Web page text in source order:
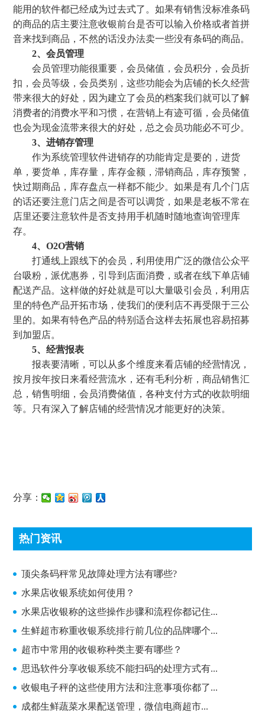
能用的软件都已经成为过去式了。如果有销售没标准条码
的商品的店主要注意收银前台是否可以输入价格或者首拼
音来找到商品，不然的话没办法卖一些没有条码的商品。
2、会员管理
会员管理功能很重要，会员储值，会员积分，会员折
扣，会员等级，会员类别，这些功能会为店铺的长久经营
带来很大的好处，因为建立了会员的档案我们就可以了解
消费者的消费水平和习惯，在营销上有迹可循，会员储值
也会为现金流带来很大的好处，总之会员功能必不可少。
3、进销存管理
作为系统管理软件进销存的功能肯定是要的，进货
单，要货单，库存量，库存金额，滞销商品，库存预警，
快过期商品，库存盘点一样都不能少。如果是有几个门店
的话还要注意门店之间是否可以调货，如果是老板不常在
店里还要注意软件是否支持用手机随时随地查询管理库
存。
4、O2O营销
打通线上跟线下的会员，利用使用广泛的微信公众平
台吸粉，派优惠券，引导到店面消费，或者在线下单店铺
配送产品。这样做的好处就是可以大量吸引会员，利用店
里的特色产品开拓市场，使我们的便利店不再受限于三公
里的。如果有特色产品的特别适合这样去拓展也容易招募
到加盟店。
5、经营报表
报表要清晰，可以从多个维度来看店铺的经营情况，
按月按年按日来看经营流水，还有毛利分析，商品销售汇
总，销售明细，会员消费储值，各种支付方式的收款明细
等。只有深入了解店铺的经营情况才能更好的决策。
分享：
热门资讯
顶尖条码秤常见故障处理方法有哪些?
顶尖条码秤常见故障处理方法有哪些?
水果店收银系统如何使用？
水果店收银称的这些操作步骤和流程你都记住...
生鲜超市称重收银系统排行前几位的品牌哪个...
超市中常用的收银称种类主要有哪些？
思迅软件分享收银系统不能扫码的处理方式有...
收银电子秤的这些使用方法和注意事项你都了...
成都生鲜蔬菜水果配送管理，微信电商超市...